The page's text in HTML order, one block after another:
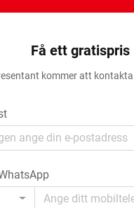
Få ett gratispris
kommer att